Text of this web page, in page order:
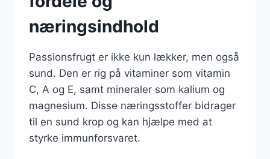
næringsindhold
Passionsfrugt er ikke kun lækker, men også
sund. Den er rig på vitaminer som vitamin
C, A og E, samt mineraler som kalium og
magnesium. Disse næringsstoffer bidrager
til en sund krop og kan hjælpe med at
styrke immunforsvaret.